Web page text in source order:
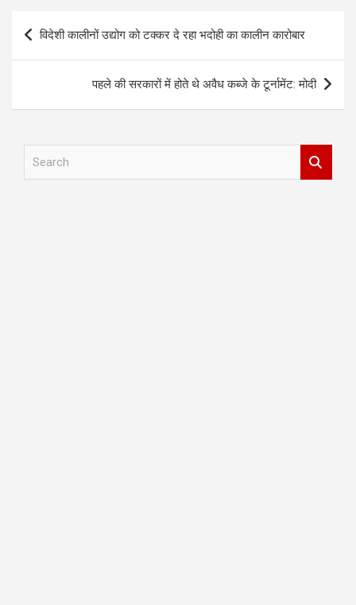
Post
navigation
विदेशी कालीनों उद्योग को टक्कर दे रहा भदोही का कालीन कारोबार
पहले की सरकारों में होते थे अवैध कब्जे के टूर्नामेंट: मोदी